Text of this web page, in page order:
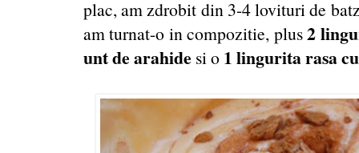
plac, am zdrobit din 3-4 lovituri de
am turnat-o in compozitie, plus2
unt de arahide si o 1 lingurita rasa